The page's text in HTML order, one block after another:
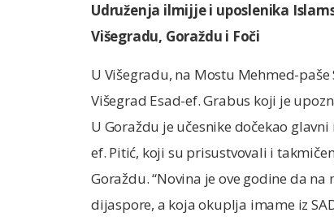
Udruženja ilmijje i uposlenika
Višegradu, Goraždu i Foči
U Višegradu, na Mostu Mehmed-
Višegrad Esad-ef. Grabus koji je
U Goraždu je učesnike dočekao
ef. Pitić, koji su prisustvovali i
Goraždu. “Novina je ove godine da
dijaspore, a koja okuplja imame iz